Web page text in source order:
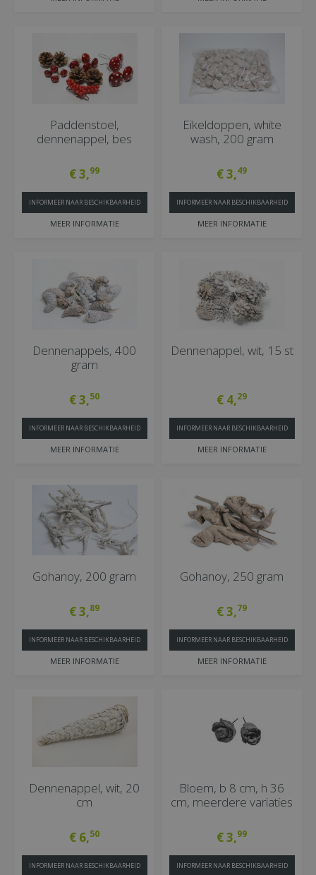
Paddenstoel,
dennenappel, bes
€3,99
MEER INFORMATIE
INFORMEER NAAR BESCHIKBAARHEID
Eikeldoppen, white
wash, 200 gram
€3,49
MEER INFORMATIE
INFORMEER NAAR BESCHIKBAARHEID
Dennenappels, 400
gram
€3,50
MEER INFORMATIE
INFORMEER NAAR BESCHIKBAARHEID
Dennenappel, wit, 15 st
€ 4,29
MEER INFORMATIE
INFORMEER NAAR BESCHIKBAARHEID
Gohanoy, 200 gram
€3,89
MEER INFORMATIE
INFORMEER NAAR BESCHIKBAARHEID
Gohanoy, 250 gram
€3,79
MEER INFORMATIE
INFORMEER NAAR BESCHIKBAARHEID
Dennenappel, wit, 20
cm
€ 6,50
INFORMEER NAAR BESCHIKBAARHEID
Bloem, b 8 cm, h 36
cm, meerdere variaties
€3,99
INFORMEER NAAR BESCHIKBAARHEID